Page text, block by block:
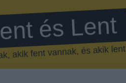
és Lent
akik fent vannak, és akik lent